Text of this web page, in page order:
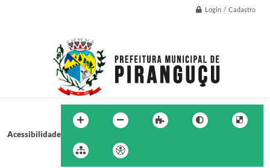
Login / Cadastro
Acessibilidade